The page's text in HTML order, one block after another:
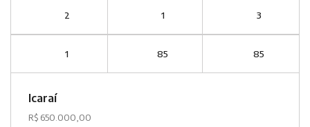
2 1 3
1 85 85
Icaraí
R$ 650.000,00